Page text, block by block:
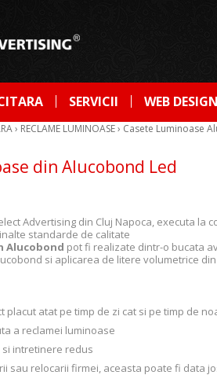
SERVICII WEB DESIGN
› RECLAME LUMINOASE› Casete Luminoase
din Alucobond Led
Advertising din Cluj Napoca, executa la
standarde de calitate
Alucobond pot fi realizate dintr-o bucata
si aplicarea de litere volumetrice
placut atat pe timp de zi cat si pe timp de
a reclamei luminoase
intretinere redus
sau relocarii firmei, aceasta poate fi data